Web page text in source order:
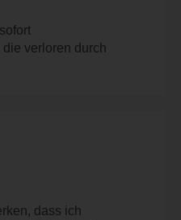
verloren durch
dass ich